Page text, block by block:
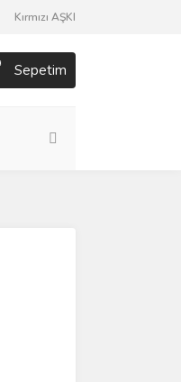
Kırmızı AŞKI
Sepetim